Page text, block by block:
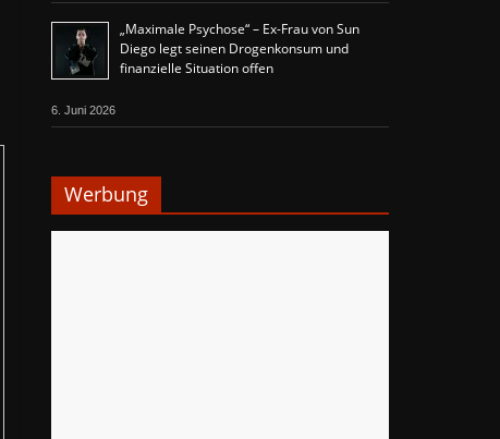
„Maximale Psychose“ – Ex-Frau von Sun
Diego legt seinen Drogenkonsum und
finanzielle Situation offen
6. Juni 2026
Werbung